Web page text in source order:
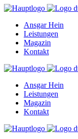
Ansgar Hein
Leistungen
Magazin
Kontakt
Ansgar Hein
Leistungen
Magazin
Kontakt